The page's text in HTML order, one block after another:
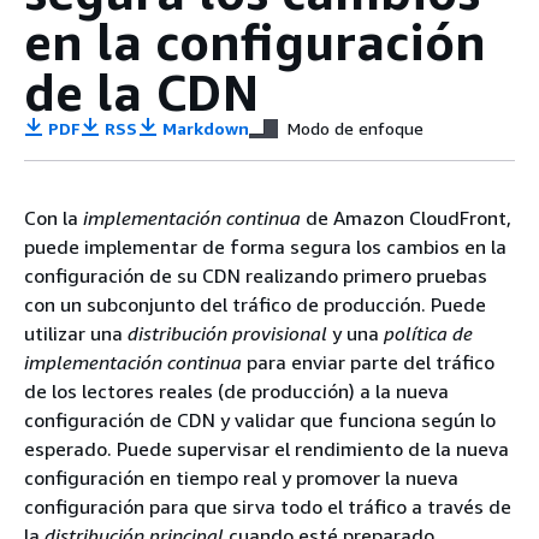
en la configuración
de la CDN
PDF RSS Markdown Modo de enfoque
Con la implementación continua de Amazon CloudFront,
puede implementar de forma segura los cambios en la
configuración de su CDN realizando primero pruebas
con un subconjunto del tráfico de producción. Puede
utilizar una distribución provisional y una política de
implementación continua para enviar parte del tráfico
de los lectores reales (de producción) a la nueva
configuración de CDN y validar que funciona según lo
esperado. Puede supervisar el rendimiento de la nueva
configuración en tiempo real y promover la nueva
configuración para que sirva todo el tráfico a través de